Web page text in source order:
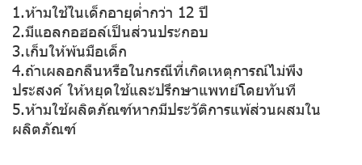
1.ห้ามใช้ในเด็กอายุต่ำกว่า 12 ปี
2.มีแอลกอฮอล์เป็นส่วนประกอบ
3.เก็บให้พ้นมือเด็ก
4.ถ้าเผลอกลืนหรือในกรณีที่เกิดเหตุการณ์ไม่พึง
ประสงค์ ให้หยุดใช้และปรึกษาแพทย์โดยทันที
5.ห้ามใช้ผลิตภัณฑ์หากมีประวัติการแพ้ส่วนผสมใน
ผลิตภัณฑ์